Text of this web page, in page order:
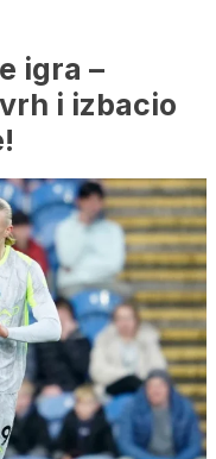
igra –
i izbacio